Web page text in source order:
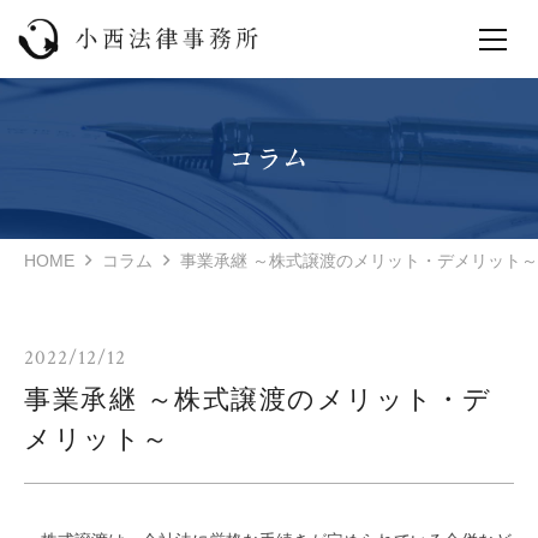
HOME コラム 事業承継 ～株式譲渡のメリット・デメリット～
2022/12/12
事業承継 ～株式譲渡のメリット・デ
メリット～